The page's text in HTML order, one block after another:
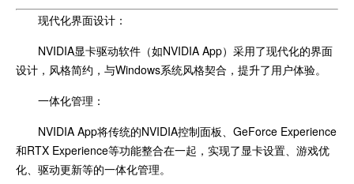
现代化界面设计：
NVIDIA显卡驱动软件（如NVIDIA App）采用了现代化的界面
设计，风格简约，与Windows系统风格契合，提升了用户体验。
一体化管理：
NVIDIA App将传统的NVIDIA控制面板、GeForce Experience
和RTX Experience等功能整合在一起，实现了显卡设置、游戏优
化、驱动更新等的一体化管理。